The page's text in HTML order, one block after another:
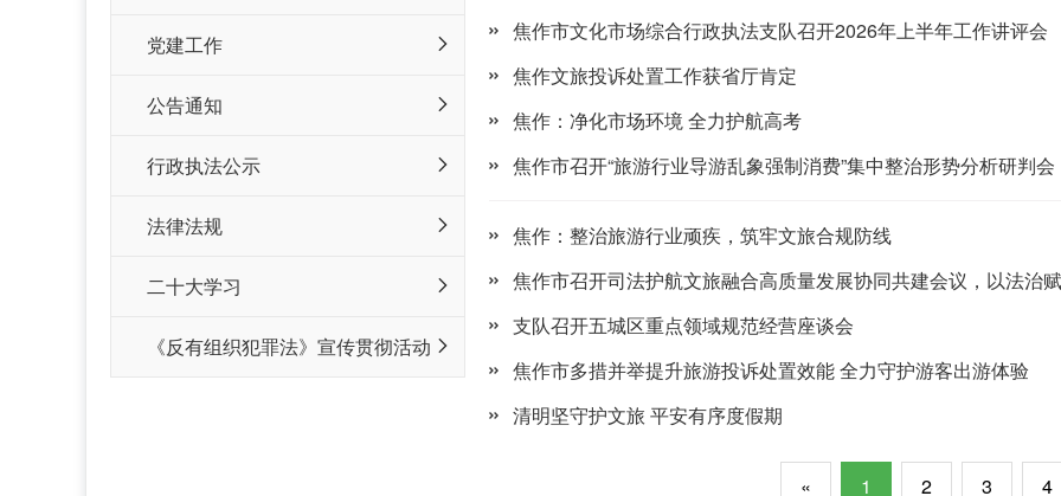
党建工作
公告通知
行政执法公示
法律法规
二十大学习
《反有组织犯罪法》宣传贯彻活动
焦作市文化市场综合行政执法支队召开2026年上半年工作讲评会
焦作文旅投诉处置工作获省厅肯定
焦作：净化市场环境 全力护航高考
焦作市召开“旅游行业导游乱象强制消费”集中整治形势分析研判会
焦作：整治旅游行业顽疾，筑牢文旅合规防线
焦作市召开司法护航文旅融合高质量发展协同共建会议，以法治
支队召开五城区重点领域规范经营座谈会
焦作市多措并举提升旅游投诉处置效能 全力守护游客出游体验
清明坚守护文旅 平安有序度假期
« 1 2 3 4